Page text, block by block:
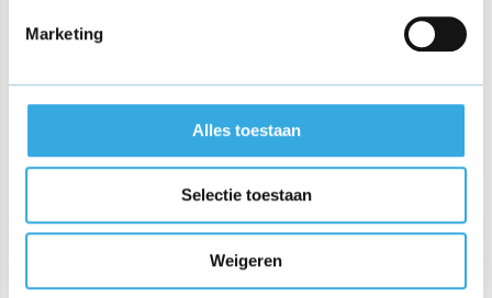
Marketing
Alles toestaan
Selectie toestaan
Weigeren
- 2A
Bezorging op maandag of